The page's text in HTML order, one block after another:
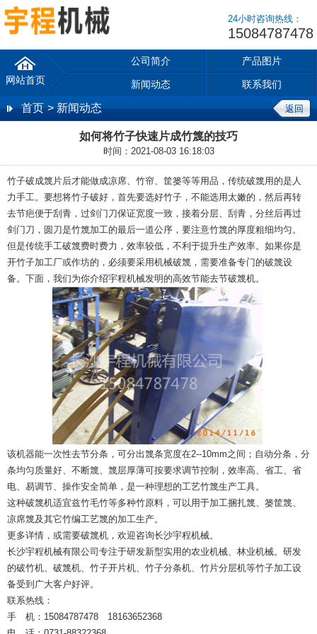
24小时咨询热线：
15084787478
网站首页
公司简介 产品图片
新闻动态 联系我们
首页 > 新闻动态 返回
如何将竹子快速片成竹篾的技巧
时间：2021-08-03 16:18:03
竹子破成篾片后才能做成凉席、竹帘、筐篓等等用品，传统破篾用的是人
力手工。要想将竹子破好，首先要选好竹子，不能选用太嫩的，然后再转
去节疤便于刮青，过剑门刀保证宽度一致，接着分层、刮青，分丝后再过
剑门刀，圆刀是竹篾加工的最后一道公序，要注意竹篾的厚度粗细均匀。
但是传统手工破篾费时费力，效率较低，不利于提升生产效率。如果你是
开竹子加工厂或作坊的，必须要采用机械破篾，需要准备专门的破篾设
备。下面，我们为你介绍宇程机械发明的高效节能去节破篾机。
该机器能一次性去节分条，可分出篾条宽度在2--10mm之间；自动分条，分
条均匀质量好、不断篾、篾层厚薄可按要求调节控制，效率高、省工、省
电、易调节、操作安全简单，是一种理想的工艺竹篾生产工具。
这种破篾机适宜兹竹毛竹等多种竹原料，可以用于加工捆扎篾、篓筐篾、
凉席篾及其它竹编工艺篾的加工生产。
更多详情，或需要破篾机，欢迎咨询长沙宇程机械。
长沙宇程机械有限公司专注于研发新型实用的农业机械、林业机械。研发
的破竹机、破篾机、竹子开片机、竹子分条机、竹片分层机等竹子加工设
备受到广大客户好评。
联系热线：
手 机： 15084787478
18163652368